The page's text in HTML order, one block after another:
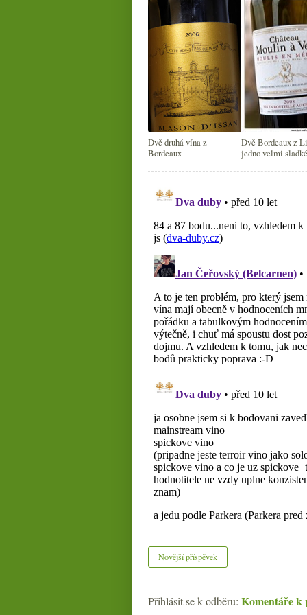
Dvě druhá vína z
Bordeaux
Dvě Bordeaux z
jedno velmi sladké
Novější příspěvek
Přihlásit se k odběru: Komentáře k